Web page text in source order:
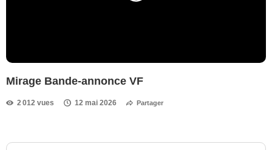
Mirage Bande-annonce VF
2 012 vues 12 mai 2026 Partager